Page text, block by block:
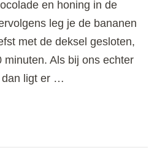
en honing in de
leg je de bananen
met de deksel gesloten,
Als bij ons echter
dan ligt er …